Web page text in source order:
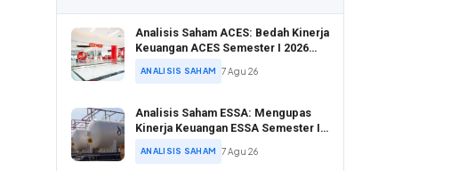
Analisis Saham ACES: Bedah Kinerja
Keuangan ACES Semester I 2026
ANALISIS SAHAM 7 Agu 26
Analisis Saham ESSA: Mengupas
Kinerja Keuangan ESSA Semester I
ANALISIS SAHAM 7 Agu 26